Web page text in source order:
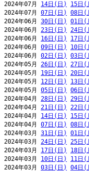
2024年07月 14日(日) 15日(
2024年07月 07日(日) 08日(
2024年06月 30日(日) 01日(
2024年06月 23日(日) 24日(
2024年06月 16日(日) 17日(
2024年06月 09日(日) 10日(
2024年06月 02日(日) 03日(
2024年05月 26日(日) 27日(
2024年05月 19日(日) 20日(
2024年05月 12日(日) 13日(
2024年05月 05日(日) 06日(
2024年04月 28日(日) 29日(
2024年04月 21日(日) 22日(
2024年04月 14日(日) 15日(
2024年04月 07日(日) 08日(
2024年03月 31日(日) 01日(
2024年03月 24日(日) 25日(
2024年03月 17日(日) 18日(
2024年03月 10日(日) 11日(
2024年03月 03日(日) 04日(